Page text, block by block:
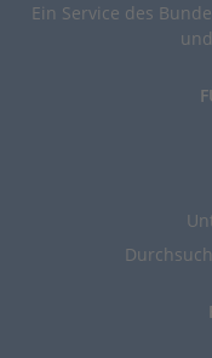
Ein Service des